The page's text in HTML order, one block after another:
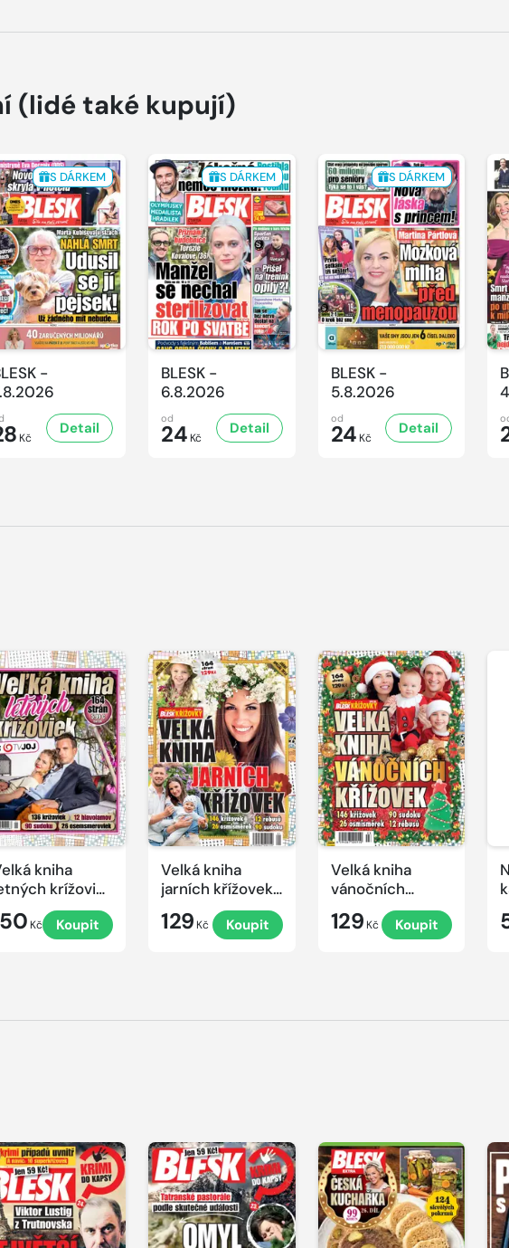
(lidé také kupují)
S DÁRKEM
-
Kč
Detail
S DÁRKEM
BLESK -
6.8.2026
od
24 Kč
Detail
S DÁRKEM
BLESK -
5.8.2026
od
24 Kč
Detail
kniha
krížoviek
s TV JOJ 2026
Kč Koupit
Velká kniha
jarních křížovek
129 Kč Koupit
Velká kniha
vánočních
křížovek 2025
129 Kč Koupit